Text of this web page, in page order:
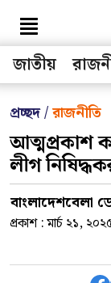
সকল মেনু
জাতীয়
রাজনীতি
বিশ্ব
অর্থ-বাণিজ্য
জাতীয়
প্রচ্ছদ /রাজনীতি
আত্মপ্রকাশ
লীগ
বাংলাদেশবেলা
প্রকাশ : মার্চ ২১,